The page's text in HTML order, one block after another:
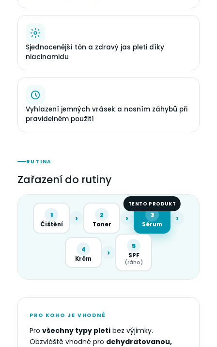
Sjednocenější tón a zdravý jas pleti díky
niacinamidu
Vyhlazení jemných vrásek a nosním záhybů při
pravidelném použití
RUTINA
Zařazení do rutiny
1
Čištění
› 2
Toner
› 3
Sérum
TENTO PRODUKT
›
4
Krém
›
5
SPF
(ráno)
PRO KOHO JE VHODNÉ
Pro všechny typy pleti bez výjimky.
Obzvláště vhodné pro dehydratovanou,